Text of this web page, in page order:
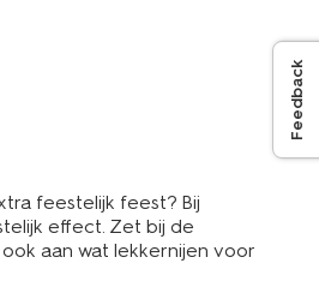
Feedback
feestelijk feest? Bij
effect. Zet bij de
aan wat lekkernijen voor